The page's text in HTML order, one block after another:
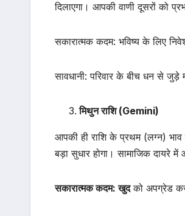
दिलाएगा। आपकी वाणी दूसरों को
सकारात्मक कदम: भविष्य के लिए
सावधानी: परिवार के बीच धन से जुड़े
मिथुन राशि (Gemini)
आपकी ही राशि के प्रथम (लग्न) भाव
बड़ा सुधार होगा। सामाजिक दायरे में
सकारात्मक कदम: खुदको अपग्रेड